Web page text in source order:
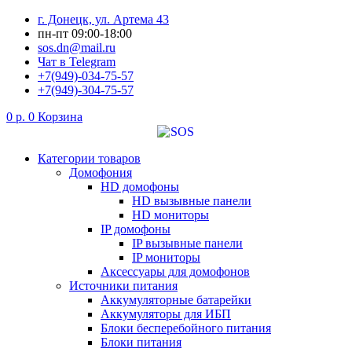
Перейти
содержимому
г. Донецк, ул. Артема 43
пн-пт 09:00-18:00
sos.dn@mail.ru
Чат в Telegram
+7(949)-034-75-57
+7(949)-304-75-57
0 р. 0 Корзина
Категории товаров
Домофония
HD домофоны
HD вызывные панели
HD мониторы
IP домофоны
IP вызывные панели
IP мониторы
Аксессуары для домофонов
Источники питания
Аккумуляторные батарейки
Аккумуляторы для ИБП
Блоки бесперебойного питания
Блоки питания